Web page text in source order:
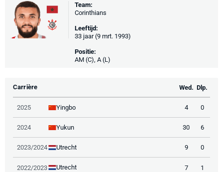
Team:
Corinthians
Leeftijd:
33 jaar (9 mrt. 1993)
Positie:
AM (C), A (L)
Carrière Wed. Dlp.
2025 Yingbo 4 0
2024 Yukun 30 6
2023/2024 Utrecht 9 0
2022/2023 Utrecht 7 1